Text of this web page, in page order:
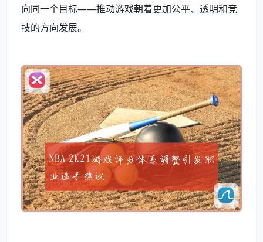
向同一个目标——推动游戏朝着更加公平、透明和竞
技的方向发展。